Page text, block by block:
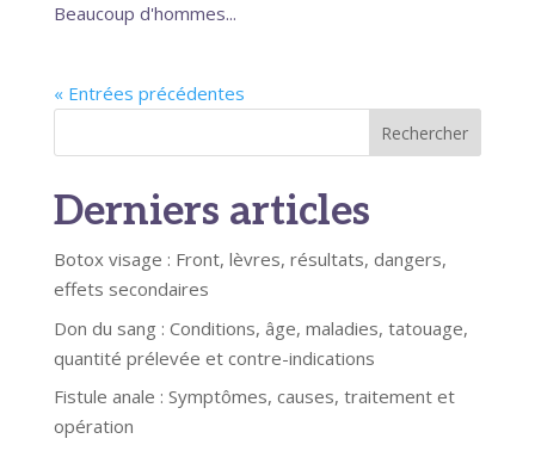
Beaucoup d'hommes...
« Entrées précédentes
Rechercher
Derniers articles
Botox visage : Front, lèvres, résultats, dangers,
effets secondaires
Don du sang : Conditions, âge, maladies, tatouage,
quantité prélevée et contre-indications
Fistule anale : Symptômes, causes, traitement et
opération